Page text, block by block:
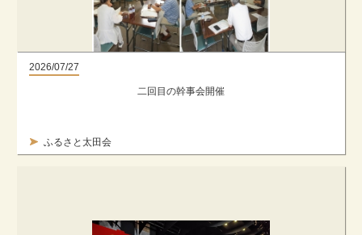
2026/07/27
ふるさと太田会
二回目の幹事会開催